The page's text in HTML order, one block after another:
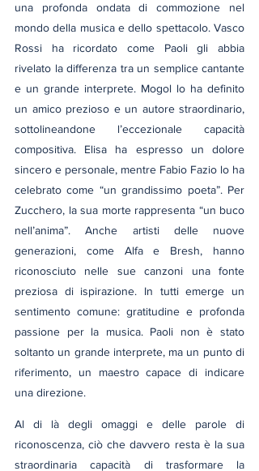
una profonda ondata di commozione nel
mondo della musica e dello spettacolo. Vasco
Rossi ha ricordato come Paoli gli abbia
rivelato la differenza tra un semplice cantante
e un grande interprete. Mogol lo ha definito
un amico prezioso e un autore straordinario,
sottolineandone l’eccezionale capacità
compositiva. Elisa ha espresso un dolore
sincero e personale, mentre Fabio Fazio lo ha
celebrato come “un grandissimo poeta”. Per
Zucchero, la sua morte rappresenta “un buco
nell’anima”. Anche artisti delle nuove
generazioni, come Alfa e Bresh, hanno
riconosciuto nelle sue canzoni una fonte
preziosa di ispirazione. In tutti emerge un
sentimento comune: gratitudine e profonda
passione per la musica. Paoli non è stato
soltanto un grande interprete, ma un punto di
riferimento, un maestro capace di indicare
una direzione.
Al di là degli omaggi e delle parole di
riconoscenza, ciò che davvero resta è la sua
straordinaria capacità di trasformare la